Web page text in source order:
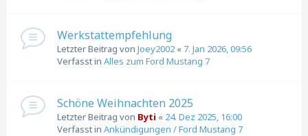
Werkstattempfehlung
Letzter Beitrag von Joey2002 « 7. Jan 2026, 09:56
Verfasst in Alles zum Ford Mustang 7
Schöne Weihnachten 2025
Letzter Beitrag von Byti « 24. Dez 2025, 16:00
Verfasst in Ankündigungen / Ford Mustang 7